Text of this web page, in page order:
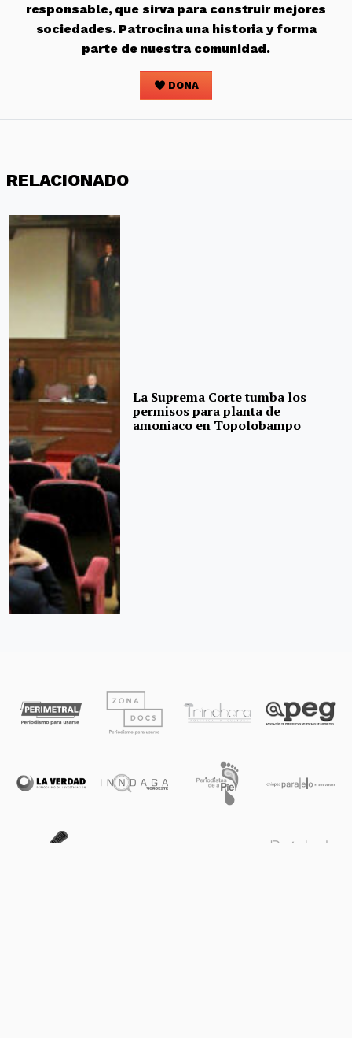
responsable, que sirva para construir mejores
sociedades. Patrocina una historia y forma
parte de nuestra comunidad.
DONA
RELACIONADO
La Suprema Corte tumba los
permisos para planta de
amoniaco en Topolobampo